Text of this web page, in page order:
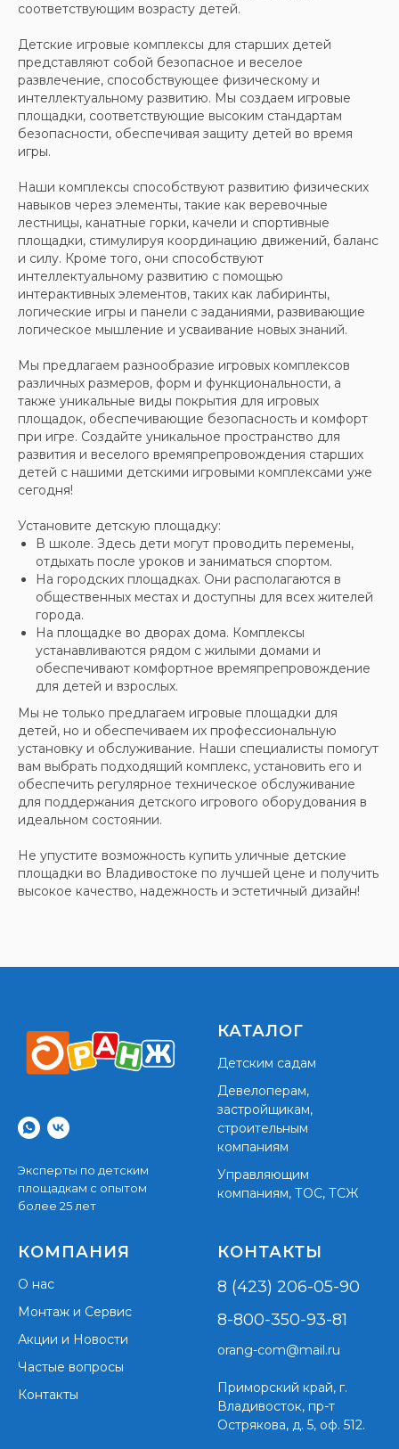
соответствующим возрасту детей.
Детские игровые комплексы для старших детей
представляют собой безопасное и веселое
развлечение, способствующее физическому и
интеллектуальному развитию. Мы создаем игровые
площадки, соответствующие высоким стандартам
безопасности, обеспечивая защиту детей во время
игры.
Наши комплексы способствуют развитию физических
навыков через элементы, такие как веревочные
лестницы, канатные горки, качели и спортивные
площадки, стимулируя координацию движений, баланс
и силу. Кроме того, они способствуют
интеллектуальному развитию с помощью
интерактивных элементов, таких как лабиринты,
логические игры и панели с заданиями, развивающие
логическое мышление и усваивание новых знаний.
Мы предлагаем разнообразие игровых комплексов
различных размеров, форм и функциональности, а
также уникальные виды покрытия для игровых
площадок, обеспечивающие безопасность и комфорт
при игре. Создайте уникальное пространство для
развития и веселого времяпрепровождения старших
детей с нашими детскими игровыми комплексами уже
сегодня!
Установите детскую площадку:
В школе. Здесь дети могут проводить перемены,
отдыхать после уроков и заниматься спортом.
На городских площадках. Они располагаются в
общественных местах и доступны для всех жителей
города.
На площадке во дворах дома. Комплексы
устанавливаются рядом с жилыми домами и
обеспечивают комфортное времяпрепровождение
для детей и взрослых.
Мы не только предлагаем игровые площадки для
детей, но и обеспечиваем их профессиональную
установку и обслуживание. Наши специалисты помогут
вам выбрать подходящий комплекс, установить его и
обеспечить регулярное техническое обслуживание
для поддержания детского игрового оборудования в
идеальном состоянии.
Не упустите возможность купить уличные детские
площадки во Владивостоке по лучшей цене и получить
высокое качество, надежность и эстетичный дизайн!
Эксперты по детским
площадкам с опытом
более 25 лет
КАТАЛОГ
Детским садам
Девелоперам,
застройщикам,
строительным
компаниям
Управляющим
компаниям, ТОС, ТСЖ
КОМПАНИЯ
О нас
Монтаж и Сервис
Акции и Новости
Частые вопросы
Контакты
КОНТАКТЫ
8 (423) 206-05-90
8-800-350-93-81
orang-com@mail.ru
Приморский край, г.
Владивосток, пр-т
Острякова, д. 5, оф. 512.